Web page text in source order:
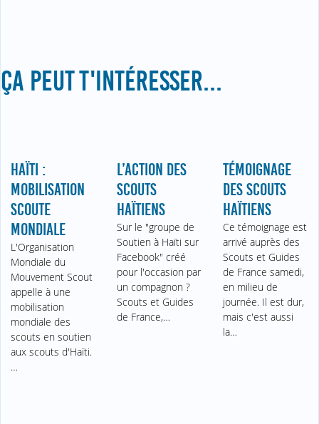
ÇA PEUT T'INTÉRESSER...
HAÏTI :
MOBILISATION
SCOUTE
MONDIALE
L'Organisation
Mondiale du
Mouvement Scout
appelle à une
mobilisation
mondiale des
scouts en soutien
aux scouts d'Haïti.
…
L’ACTION DES
SCOUTS
HAÏTIENS
Sur le "groupe de
Soutien à Haïti sur
Facebook" créé
pour l'occasion par
un compagnon ?
Scouts et Guides
de France,…
TÉMOIGNAGE
DES SCOUTS
HAÏTIENS
Ce témoignage est
arrivé auprès des
Scouts et Guides
de France samedi,
en milieu de
journée. Il est dur,
mais c'est aussi
la…